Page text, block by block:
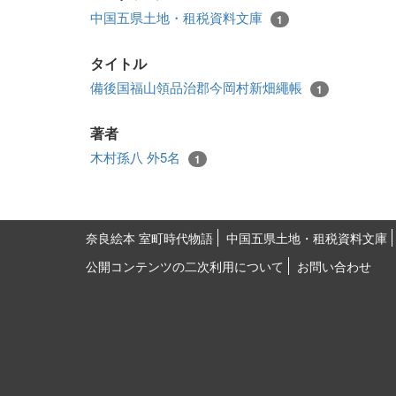
中国五県土地・租税資料文庫 1
タイトル
備後国福山領品治郡今岡村新畑繩帳 1
著者
木村孫八 外5名 1
奈良絵本 室町時代物語 中国五県土地・租税資料文庫
公開コンテンツの二次利用について
お問い合わせ